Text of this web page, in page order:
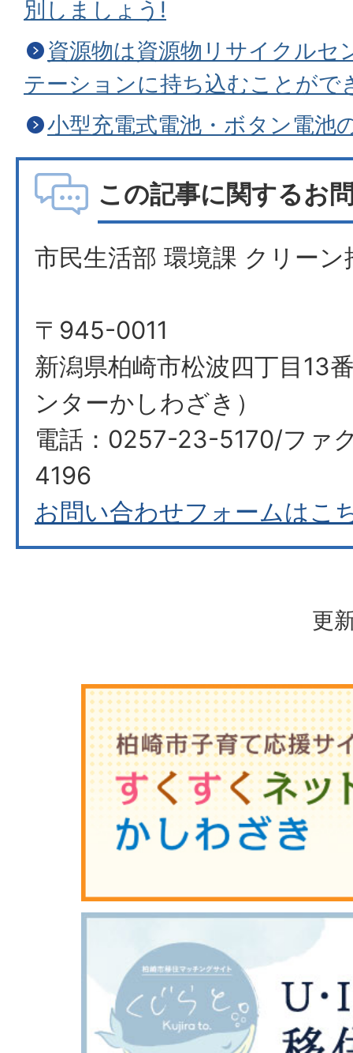
別しましょう!
資源物は資源物リサイクルセ
テーションに持ち込むことがで
小型充電式電池・ボタン電池
この記事に関するお
市民生活部 環境課 クリーン
〒945-0011
新潟県柏崎市松波四丁目13
ンターかしわざき）
電話：0257-23-5170/ファ
4196
お問い合わせフォームはこ
更